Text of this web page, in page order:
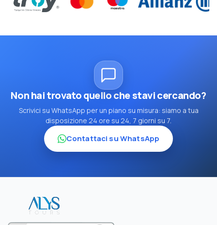
Non hai trovato quello che stavi cercando?
Scrivici su WhatsApp per un piano su misura: siamo a tua
disposizione 24 ore su 24, 7 giorni su 7.
Contattaci su WhatsApp